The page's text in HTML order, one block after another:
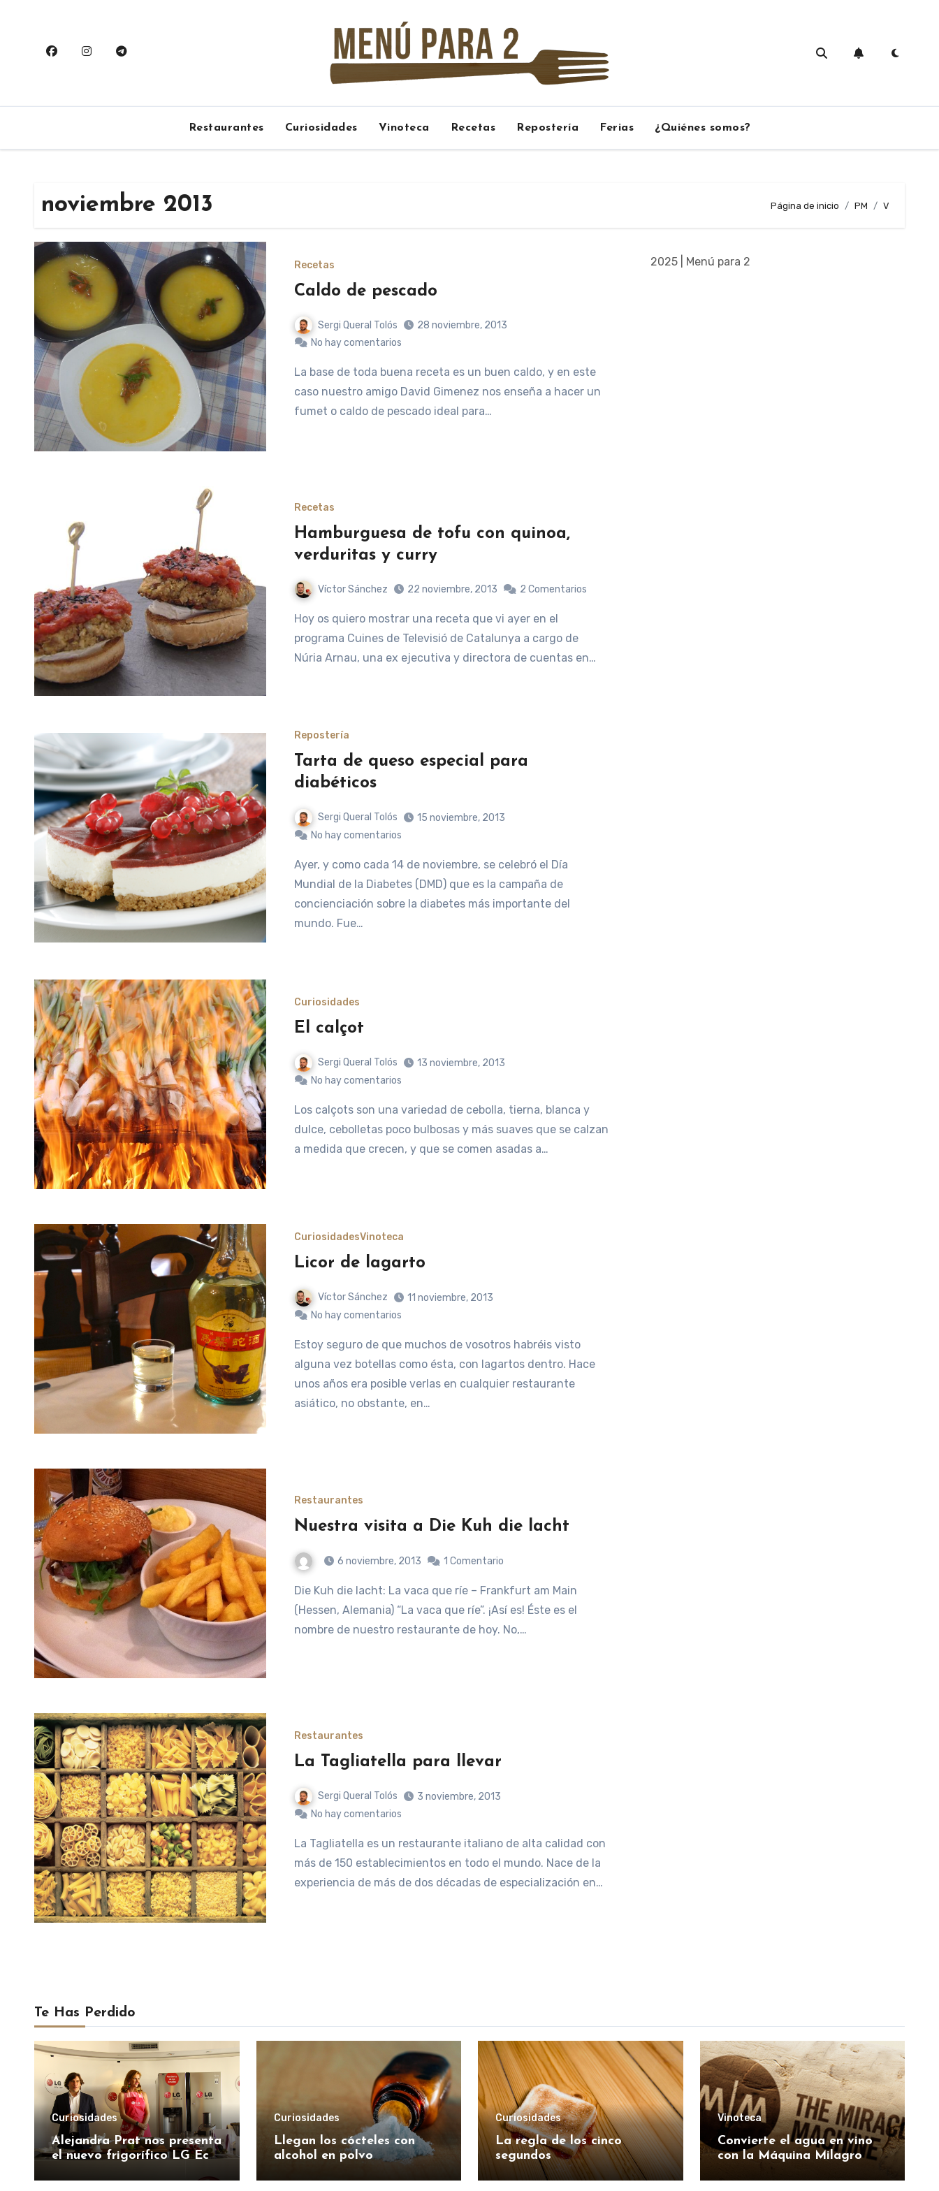
contenido
Restaurantes Curiosidades Vinoteca Recetas Repostería Ferias ¿Quiénes somos?
noviembre 2013 Página de inicio PM V
Recetas
Caldo de pescado
Sergi Queral Tolós
28 noviembre, 2013
No hay comentarios
La base de toda buena receta es un buen caldo, y en este
caso nuestro amigo David Gimenez nos enseña a hacer un
fumet o caldo de pescado ideal para…
Recetas
Hamburguesa de tofu con quinoa,
verduritas y curry
Víctor Sánchez 22 noviembre, 2013 2 Comentarios
Hoy os quiero mostrar una receta que vi ayer en el
programa Cuines de Televisió de Catalunya a cargo de
Núria Arnau, una ex ejecutiva y directora de cuentas en…
Repostería
Tarta de queso especial para
diabéticos
Sergi Queral Tolós
15 noviembre, 2013
No hay comentarios
Ayer, y como cada 14 de noviembre, se celebró el Día
Mundial de la Diabetes (DMD) que es la campaña de
concienciación sobre la diabetes más importante del
mundo. Fue…
Curiosidades
El calçot
Sergi Queral Tolós
13 noviembre, 2013
No hay comentarios
Los calçots son una variedad de cebolla, tierna, blanca y
dulce, cebolletas poco bulbosas y más suaves que se calzan
a medida que crecen, y que se comen asadas a…
CuriosidadesVinoteca
Licor de lagarto
Víctor Sánchez
11 noviembre, 2013
No hay comentarios
Estoy seguro de que muchos de vosotros habréis visto
alguna vez botellas como ésta, con lagartos dentro. Hace
unos años era posible verlas en cualquier restaurante
asiático, no obstante, en…
Restaurantes
Nuestra visita a Die Kuh die lacht
6 noviembre, 2013 1 Comentario
Die Kuh die lacht: La vaca que ríe – Frankfurt am Main
(Hessen, Alemania) “La vaca que ríe”. ¡Así es! Éste es el
nombre de nuestro restaurante de hoy. No,…
Restaurantes
La Tagliatella para llevar
Sergi Queral Tolós
3 noviembre, 2013
No hay comentarios
La Tagliatella es un restaurante italiano de alta calidad con
más de 150 establecimientos en todo el mundo. Nace de la
experiencia de más de dos décadas de especialización en…
2025 | Menú para 2
Te Has Perdido
Curiosidades
Alejandra Prat nos presenta
el nuevo frigorífico LG Eco
Curiosidades
Llegan los cócteles con
alcohol en polvo
Curiosidades
La regla de los cinco
segundos
Vinoteca
Convierte el agua en vino
con la Máquina Milagro